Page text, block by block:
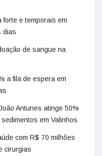
forte e temporais em
dias
de sangue na
a fila de espera em
Antunes atinge 50%
em Valinhos
com R$ 70 milhões
cirurgias